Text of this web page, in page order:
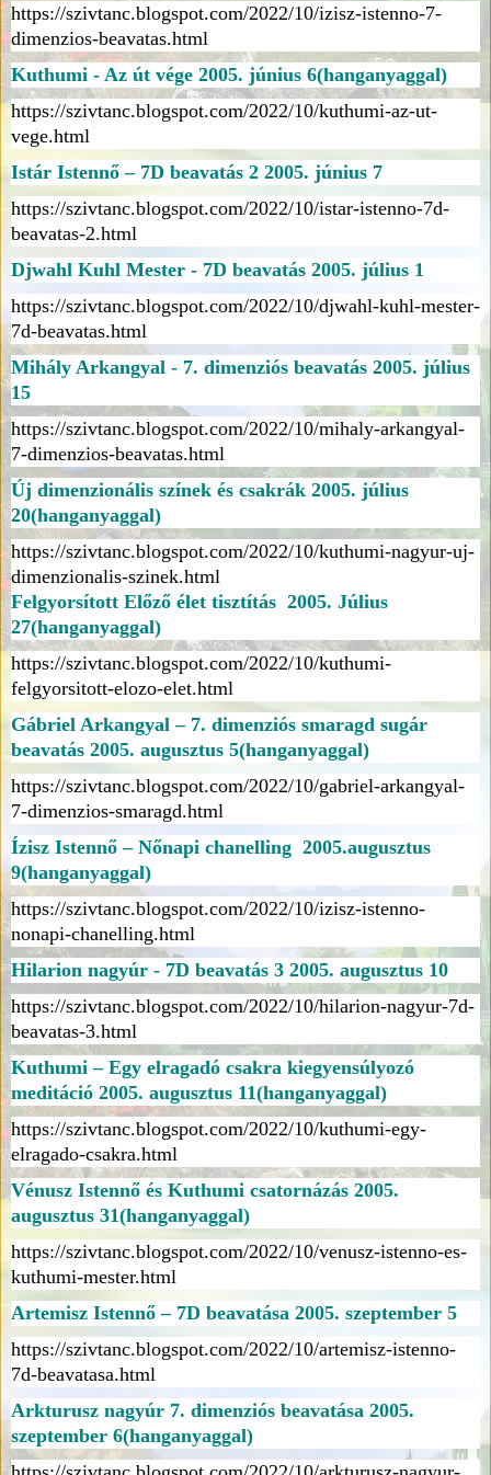
https://szivtanc.blogspot.com/2022/10/izisz-istenno-7-
dimenzios-beavatas.html
Kuthumi - Az út vége 2005. június 6(hanganyaggal)
https://szivtanc.blogspot.com/2022/10/kuthumi-az-ut-
vege.html
Istár Istennő – 7D beavatás 2 2005. június 7
https://szivtanc.blogspot.com/2022/10/istar-istenno-7d-
beavatas-2.html
Djwahl Kuhl Mester - 7D beavatás 2005. július 1
https://szivtanc.blogspot.com/2022/10/djwahl-kuhl-mester-
7d-beavatas.html
Mihály Arkangyal - 7. dimenziós beavatás 2005. július
15
https://szivtanc.blogspot.com/2022/10/mihaly-arkangyal-
7-dimenzios-beavatas.html
Új dimenzionális színek és csakrák 2005. július
20(hanganyaggal)
https://szivtanc.blogspot.com/2022/10/kuthumi-nagyur-uj-
dimenzionalis-szinek.html
Felgyorsított Előző élet tisztítás 2005. Július
27(hanganyaggal)
https://szivtanc.blogspot.com/2022/10/kuthumi-
felgyorsitott-elozo-elet.html
Gábriel Arkangyal – 7. dimenziós smaragd sugár
beavatás 2005. augusztus 5(hanganyaggal)
https://szivtanc.blogspot.com/2022/10/gabriel-arkangyal-
7-dimenzios-smaragd.html
Ízisz Istennő – Nőnapi chanelling 2005.augusztus
9(hanganyaggal)
https://szivtanc.blogspot.com/2022/10/izisz-istenno-
nonapi-chanelling.html
Hilarion nagyúr - 7D beavatás 3 2005. augusztus 10
https://szivtanc.blogspot.com/2022/10/hilarion-nagyur-7d-
beavatas-3.html
Kuthumi – Egy elragadó csakra kiegyensúlyozó
meditáció 2005. augusztus 11(hanganyaggal)
https://szivtanc.blogspot.com/2022/10/kuthumi-egy-
elragado-csakra.html
Vénusz Istennő és Kuthumi csatornázás 2005.
augusztus 31(hanganyaggal)
https://szivtanc.blogspot.com/2022/10/venusz-istenno-es-
kuthumi-mester.html
Artemisz Istennő – 7D beavatása 2005. szeptember 5
https://szivtanc.blogspot.com/2022/10/artemisz-istenno-
7d-beavatasa.html
Arkturusz nagyúr 7. dimenziós beavatása 2005.
szeptember 6(hanganyaggal)